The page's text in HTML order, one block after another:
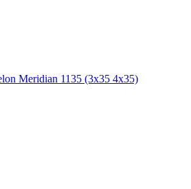
Meridian 1135 (3х35 4x35)